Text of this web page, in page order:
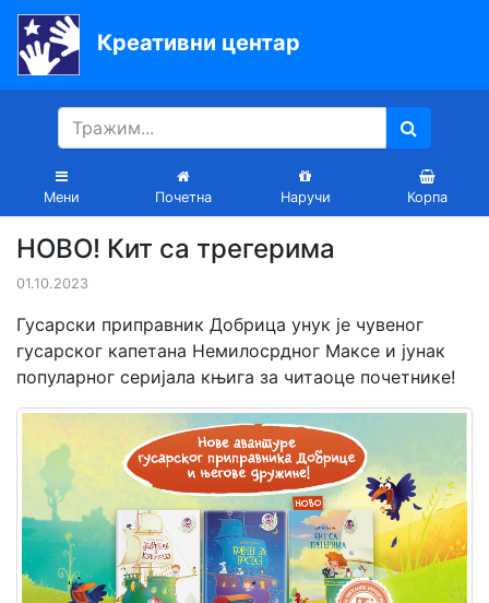
Креативни центар
Мени Почетна Наручи Корпа
Почетна
Књиге
Уџбеници
вртиће
Акције
Блог
Latinica
Мој
налог
НОВО! Кит са трегерима
01.10.2023
Гусарски приправник Добрица унук је чувеног
гусарског капетана Немилосрдног Максе и јунак
популарног серијала књига за читаоце почетнике!